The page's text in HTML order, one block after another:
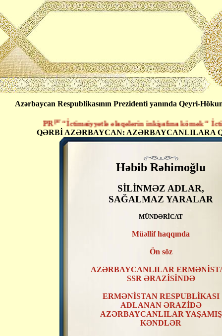
Azərbaycan Respublikasının Prezidenti yanında Qeyri-
pr“İctimaiyyətlə əlaqələrin inkişafına kömək “
QƏRBİ AZƏRBAYCAN: AZƏRBAYCANLILARA
Həbib Rəhimoğlu
SİLİNMƏZ ADLAR,
SAĞALMAZ YARALAR
MÜNDƏRİCAT
Müəllif haqqında
Ön söz
AZƏRBAYCANLILAR
SSR ƏRAZİSİNDƏ
ERMƏNİSTAN RESPUBLİKASI
ADLANAN ƏRAZİDƏ
AZƏRBAYCANLILAR YAŞAMIŞ
KƏNDLƏR